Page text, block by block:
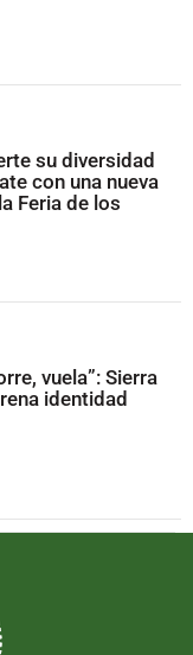
su diversidad
con una nueva
Feria de los
vuela”: Sierra
identidad